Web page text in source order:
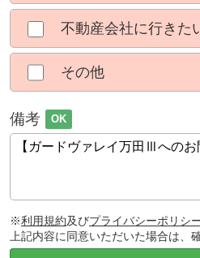
不動産会社に行きた
その他
備考 OK
※利用規約及びプライバシーポリシ
上記内容に同意いただいた場合は、